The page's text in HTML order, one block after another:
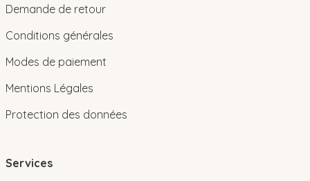
Demande de retour
Conditions générales
Modes de paiement
Mentions Légales
Protection des données
Services